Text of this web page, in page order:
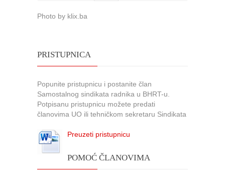
Photo by klix.ba
PRISTUPNICA
Popunite pristupnicu i postanite član
Samostalnog sindikata radnika u BHRT-u.
Potpisanu pristupnicu možete predati
članovima UO ili tehničkom sekretaru Sindikata
Preuzeti pristupnicu
POMOĆ ČLANOVIMA